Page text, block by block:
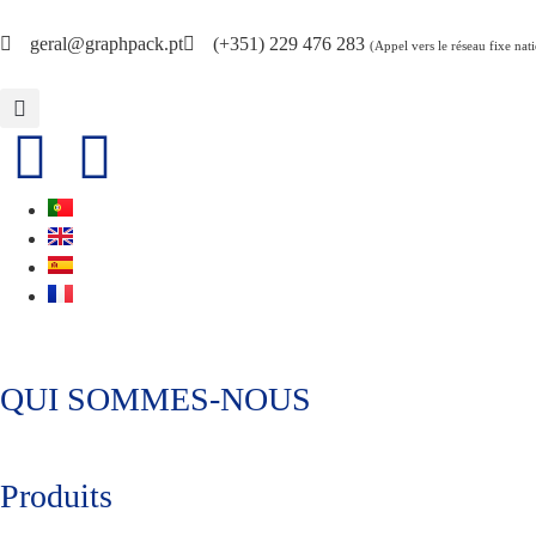
geral@graphpack.pt (+351) 229 476 283 (Appel vers le réseau fixe
QUI SOMMES-NOUS
Produits